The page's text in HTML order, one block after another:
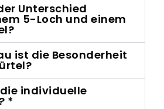
Unterschied
5-Loch und einem
ist die Besonderheit
individuelle
*